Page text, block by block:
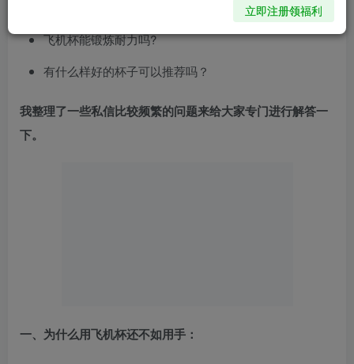
飞机杯能锻炼耐力吗?
有什么样好的杯子可以推荐吗？
我整理了一些私信比较频繁的问题来给大家专门进行解答一
下。
一、为什么用飞机杯还不如用手：
立即注册领福利